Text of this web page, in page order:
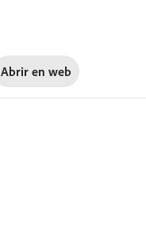
Abrir en web